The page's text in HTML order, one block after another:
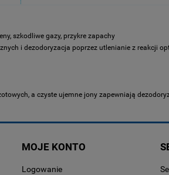
szkodliwe gazy, przykre zapachy
i dezodoryzacja poprzez utlenianie z reakcji
a czyste ujemne jony zapewniają
MOJE KONTO
Logowanie